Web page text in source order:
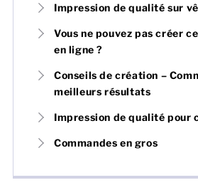
Impression de qualité sur
Vous ne pouvez pas créer
en ligne ?
Conseils de création –
meilleurs résultats
Impression de qualité pour
Commandes en gros